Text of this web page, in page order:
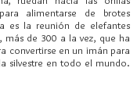
alimentarse de brotes
es la reunión de elefantes
más de 300 a la vez, que ha
convertirse en un imán para
silvestre en todo el mundo.